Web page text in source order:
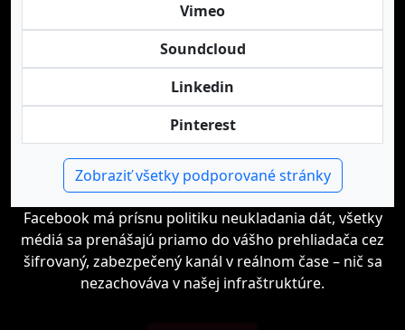
Vimeo
Soundcloud
Linkedin
Pinterest
Zobraziť všetky podporované stránky
Facebook má prísnu politiku neukladania dát, všetky
médiá sa prenášajú priamo do vášho prehliadača cez
šifrovaný, zabezpečený kanál v reálnom čase – nič sa
nezachováva v našej infraštruktúre.